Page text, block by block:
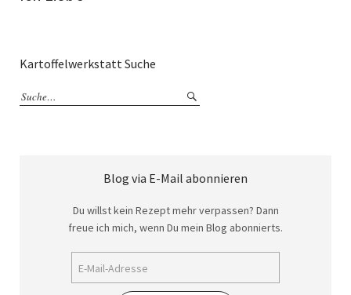
Kartoffelwerkstatt Suche
Blog via E-Mail abonnieren
Du willst kein Rezept mehr verpassen? Dann
freue ich mich, wenn Du mein Blog abonnierts.